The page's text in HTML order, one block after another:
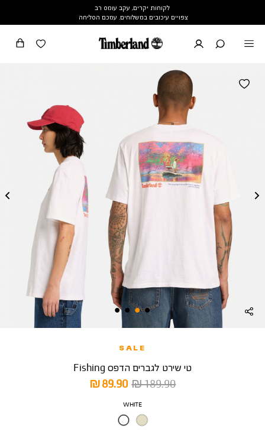
לקוחות יקרים, עקב עומס רב
צפויים עיכובים במשלוחים. עמכם הסליחה
SALE
טי שירט לגברים הדפס Fishing
מחיר
מוצר
89.90 ₪
מחיר
189.90 ₪
צבע
WHITE